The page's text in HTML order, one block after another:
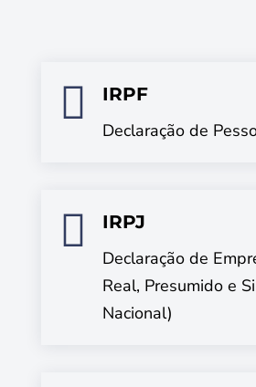

IRPF
Declaração de

IRPJ
Declaração de
Real, Presumido e
Nacional)